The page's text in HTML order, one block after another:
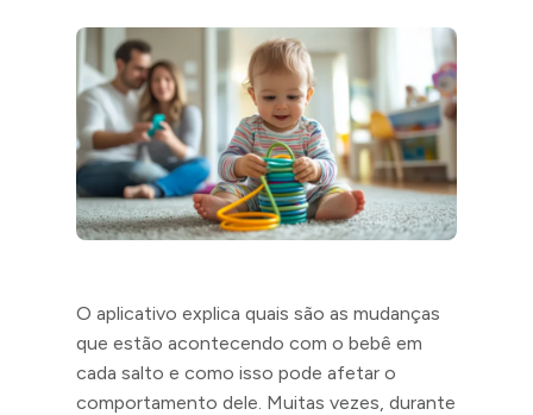
O aplicativo explica quais são as mudanças
que estão acontecendo com o bebê em
cada salto e como isso pode afetar o
comportamento dele. Muitas vezes, durante